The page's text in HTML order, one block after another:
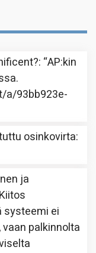
: “AP:kin
a/93bb923e-
osinkovirta:
ja
Kiitos
systeemi ei
palkinnolta